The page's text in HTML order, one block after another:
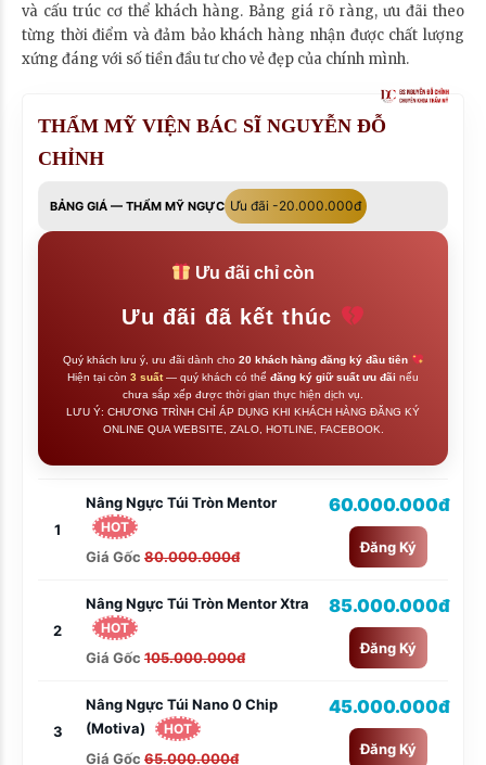
và cấu trúc cơ thể khách hàng. Bảng giá rõ ràng, ưu đãi theo
từng thời điểm và đảm bảo khách hàng nhận được chất lượng
xứng đáng với số tiền đầu tư cho vẻ đẹp của chính mình.
THẨM MỸ VIỆN BÁC SĨ NGUYỄN ĐỖ
CHỈNH
BẢNG GIÁ — THẨM MỸ NGỰC Ưu đãi -20.000.000đ
Ưu đãi chỉ còn
Ưu đãi đã kết thúc
Quý khách lưu ý, ưu đãi dành cho 20 khách hàng đăng ký đầu tiên
Hiện tại còn 3 suất— quý khách có thể đăng ký giữ suất ưu đãi nếu
chưa sắp xếp được thời gian thực hiện dịch vụ.
LƯU Ý: CHƯƠNG TRÌNH CHỈ ÁP DỤNG KHI KHÁCH HÀNG ĐĂNG KÝ
ONLINE QUA WEBSITE, ZALO, HOTLINE, FACEBOOK.
1
Nâng Ngực Túi Tròn Mentor
HOT
Giá Gốc 80.000.000đ
60.000.000đ
Đăng Ký
2
Nâng Ngực Túi Tròn Mentor Xtra
HOT
Giá Gốc 105.000.000đ
85.000.000đ
Đăng Ký
3
Nâng Ngực Túi Nano 0 Chip
(Motiva)
HOT
Giá Gốc 65.000.000đ
45.000.000đ
Đăng Ký